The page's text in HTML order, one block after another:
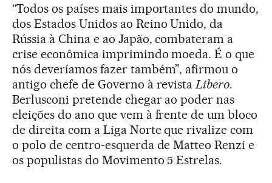
“Todos os países mais importantes do mundo,
dos Estados Unidos ao Reino Unido, da
Rússia à China e ao Japão, combateram a
crise econômica imprimindo moeda. É o que
nós deveríamos fazer também”, afirmou o
antigo chefe de Governo à revista Libero.
Berlusconi pretende chegar ao poder nas
eleições do ano que vem à frente de um bloco
de direita com a Liga Norte que rivalize com
o polo de centro-esquerda de Matteo Renzi e
os populistas do Movimento 5 Estrelas.